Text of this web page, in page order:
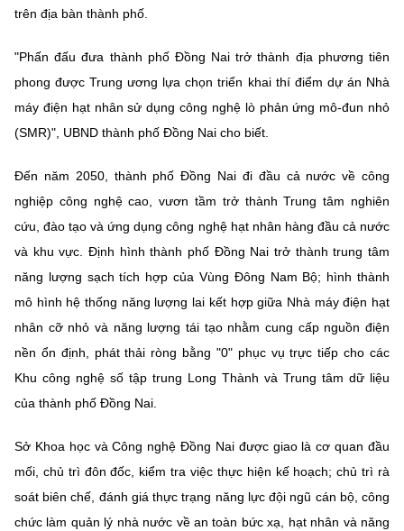
trên địa bàn thành phố.
"Phấn đấu đưa thành phố Đồng Nai trở thành địa phương tiên
phong được Trung ương lựa chọn triển khai thí điểm dự án Nhà
máy điện hạt nhân sử dụng công nghệ lò phản ứng mô-đun nhỏ
(SMR)", UBND thành phố Đồng Nai cho biết.
Đến năm 2050, thành phố Đồng Nai đi đầu cả nước về công
nghiệp công nghệ cao, vươn tầm trở thành Trung tâm nghiên
cứu, đào tạo và ứng dụng công nghệ hạt nhân hàng đầu cả nước
và khu vực. Định hình thành phố Đồng Nai trở thành trung tâm
năng lượng sạch tích hợp của Vùng Đông Nam Bộ; hình thành
mô hình hệ thống năng lượng lai kết hợp giữa Nhà máy điện hạt
nhân cỡ nhỏ và năng lượng tái tạo nhằm cung cấp nguồn điện
nền ổn định, phát thải ròng bằng "0" phục vụ trực tiếp cho các
Khu công nghệ số tập trung Long Thành và Trung tâm dữ liệu
của thành phố Đồng Nai.
Sở Khoa học và Công nghệ Đồng Nai được giao là cơ quan đầu
mối, chủ trì đôn đốc, kiểm tra việc thực hiện kế hoạch; chủ trì rà
soát biên chế, đánh giá thực trạng năng lực đội ngũ cán bộ, công
chức làm quản lý nhà nước về an toàn bức xạ, hạt nhân và năng